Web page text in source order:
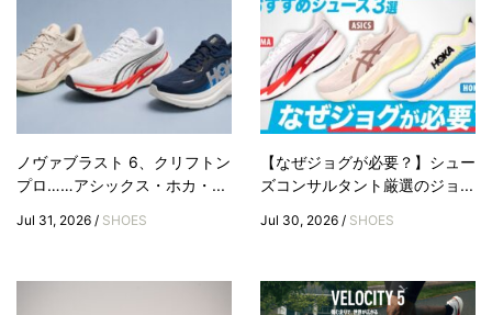
ノヴァブラスト 6、クリフトン
プロ……アシックス・ホカ・...
Jul 31, 2026 / SHOES
【なぜジョグが必要？】シュー
ズコンサルタント厳選のジョ...
Jul 30, 2026 / SHOES